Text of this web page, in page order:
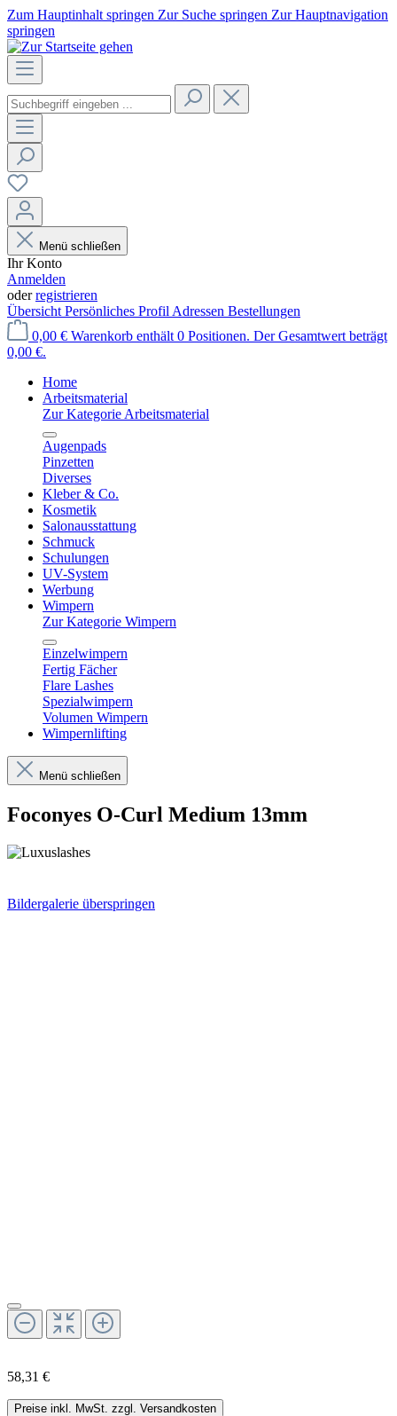
Zum Hauptinhalt springen Zur Suche springen Zur Hauptnavigation
springen
Menü schließen
Ihr Konto
Anmelden
oderregistrieren
Übersicht Persönliches Profil Adressen Bestellungen
0,00 € Warenkorb enthält 0 Positionen. Der Gesamtwert beträgt
0,00 €.
Home
Arbeitsmaterial
Zur Kategorie Arbeitsmaterial
Augenpads
Pinzetten
Diverses
Kleber & Co.
Kosmetik
Salonausstattung
Schmuck
Schulungen
UV-System
Werbung
Wimpern
Zur Kategorie Wimpern
Einzelwimpern
Fertig Fächer
Flare Lashes
Spezialwimpern
Volumen Wimpern
Wimpernlifting
Menü schließen
Foconyes O-Curl Medium 13mm
Bildergalerie überspringen
58,31 €
Preise inkl. MwSt. zzgl. Versandkosten